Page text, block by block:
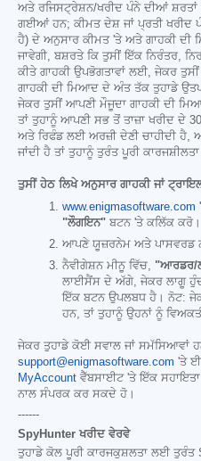
ਅਤੇ ਰਜਿਸਟ੍ਰੇਸ਼ਨ/ਖਰੀਦ ਪੰਨੇ ਦੀਆਂ
ਗਈਆਂ ਹਨ; ਕੀਮਤ ਦੇਸ਼ ਜਾਂ ਪ੍ਰਤੀ ਖਰੀਦ
ਹੈ) ਦੇ ਅਨੁਸਾਰ ਕੀਮਤ 'ਤੇ ਅਤੇ ਗਾਹਕੀ
ਜਾਵੇਗੀ, ਬਸ਼ਰਤੇ ਕਿ ਤੁਸੀਂ ਇੱਕ ਨਿਰੰਤਰ,
ਕੀਤੇ ਗਾਹਕੀ ਉਪਭੋਗਤਾਵਾਂ ਲਈ, ਜੇਕਰ
ਗਾਹਕੀ ਦੀ ਮਿਆਦ ਦੇ ਅੰਤ ਤੱਕ ਤੁਹਾਡੇ
ਜੇਕਰ ਤੁਸੀਂ ਆਪਣੀ ਮੌਜੂਦਾ ਗਾਹਕੀ ਦੀ
ਤਾਂ ਤੁਹਾਨੂੰ ਆਪਣੀ ਸਭ ਤੋਂ ਤਾਜ਼ਾ ਖਰੀਦ ਦੇ
ਅਤੇ ਰਿਫੰਡ ਲਈ ਅਰਜ਼ੀ ਦੇਣੀ ਚਾਹੀਦੀ ਹੈ,
ਜਾਂਦੀ ਹੈ ਤਾਂ ਤੁਹਾਨੂੰ ਤੁਰੰਤ ਪੂਰੀ
ਤੁਸੀਂ ਹੇਠ ਲਿਖੇ ਅਨੁਸਾਰ ਗਾਹਕੀ ਜਾਂ
www.enigmasoftware.com '
"ਲੌਗਇਨ" ਬਟਨ 'ਤੇ ਕਲਿੱਕ ਕਰੋ।
ਆਪਣੇ ਯੂਜ਼ਰਨੇਮ ਅਤੇ ਪਾਸਵਰਡ
ਨੈਵੀਗੇਸ਼ਨ ਮੀਨੂ ਵਿੱਚ, "ਆਰਡਰ/
ਲਾਈਸੈਂਸ ਦੇ ਅੱਗੇ, ਜੇਕਰ ਲਾਗੂ
ਇੱਕ ਬਟਨ ਉਪਲਬਧ ਹੈ। ਨੋਟ:
ਹਨ, ਤਾਂ ਤੁਹਾਨੂੰ ਉਹਨਾਂ ਨੂੰ
ਜੇਕਰ ਤੁਹਾਡੇ ਕੋਈ ਸਵਾਲ ਜਾਂ ਸਮੱਸਿਆਵਾਂ
support@enigmasoftware.com 'ਤੇ
MyAccount ਵੈੱਬਸਾਈਟ 'ਤੇ ਇੱਕ ਸਹਾਇਤਾ
ਨਾਲ ਸੰਪਰਕ ਕਰ ਸਕਦੇ ਹੋ।
------
SpyHunter ਖਰੀਦ ਵੇਰਵੇ
ਤੁਹਾਡੇ ਕੋਲ ਪੂਰੀ ਕਾਰਜਕੁਸ਼ਲਤਾ ਲਈ ਤੁਰੰਤ